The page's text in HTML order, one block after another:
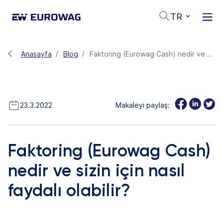
TR
Anasayfa Blog Faktoring (Eurowag Cash) nedir ve sizin için nasıl faydalı olabilir?
23.3.2022 Makaleyi paylaş:
Faktoring (Eurowag Cash)
nedir ve sizin için nasıl
faydalı olabilir?